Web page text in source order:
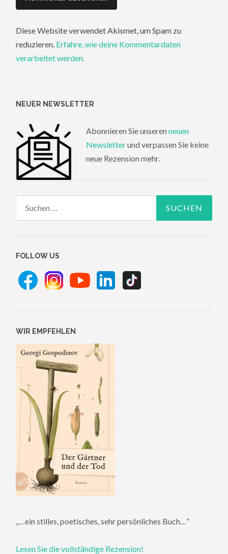
Diese Website verwendet Akismet, um Spam zu
reduzieren. Erfahre, wie deine Kommentardaten
verarbeitet werden.
NEUER NEWSLETTER
Abonnieren Sie unseren neuen
Newsletterund verpassen Sie keine
neue Rezension mehr.
FOLLOW US
WIR EMPFEHLEN
„…ein stilles, poetisches, sehr persönliches Buch…“
Lesen Sie die vollständige Rezension!